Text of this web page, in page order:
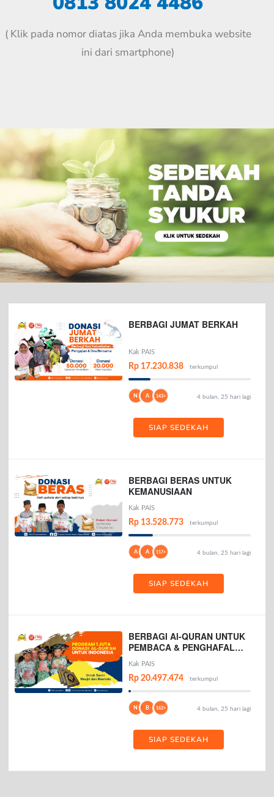
( Klik pada nomor diatas jika Anda membuka website
ini dari smartphone)
BERBAGI JUMAT BERKAH
Kak PAIS
Rp 17.230.838 terkumpul
N A 143+ 4 bulan, 25 hari lagi
SIAP SEDEKAH
BERBAGI BERAS UNTUK
KEMANUSIAAN
Kak PAIS
Rp 13.528.773 terkumpul
A A 117+ 4 bulan, 25 hari lagi
SIAP SEDEKAH
BERBAGI Al-QURAN UNTUK
PEMBACA & PENGHAFAL
AL-QURAN
Kak PAIS
Rp 20.497.474 terkumpul
N B 162+ 4 bulan, 25 hari lagi
SIAP SEDEKAH